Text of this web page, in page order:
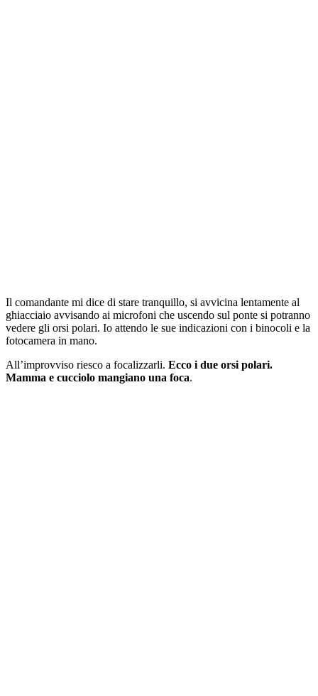
Il comandante mi dice di stare tranquillo, si avvicina lentamente al
ghiacciaio avvisando ai microfoni che uscendo sul ponte si potranno
vedere gli orsi polari. Io attendo le sue indicazioni con i binocoli e la
fotocamera in mano.
All’improvviso riesco a focalizzarli. Ecco i due orsi polari.
Mamma e cucciolo mangiano una foca.